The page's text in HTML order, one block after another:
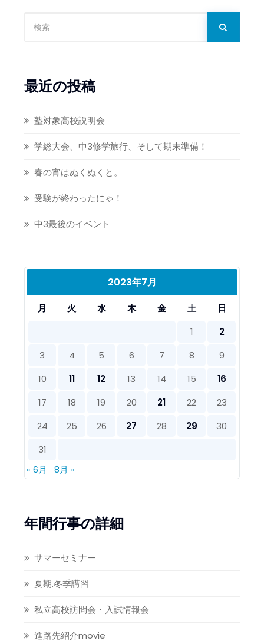
最近の投稿
塾対象高校説明会
学総大会、中3修学旅行、そして期末準備！
春の宵はぬくぬくと。
受験が終わったにゃ！
中3最後のイベント
2023年7月
月 火 水 木 金 土
日
1
2
3
4 5 6 7 8
9
10
11 12 13 14 15
16
17
18 19 20 21 22
23
24
25 26 27 28 29
30
31
« 6月
8月 »
年間行事の詳細
サマーセミナー
夏期.冬季講習
私立高校訪問会・入試情報会
進路先紹介movie